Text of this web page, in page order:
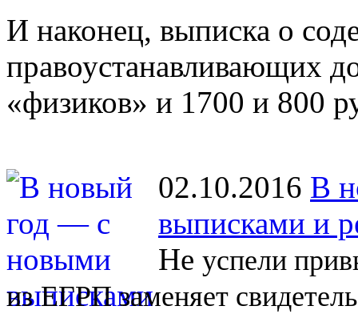
И наконец, выписка о
правоустанавливающих
«физиков» и 1700 и 800
02.10.2016 В
выписками и
Не успели
из ЕГРП заменяет